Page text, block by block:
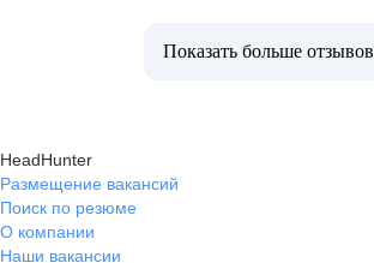
Показать больше отзывов
HeadHunter
Размещение вакансий
Поиск по резюме
О компании
Наши вакансии